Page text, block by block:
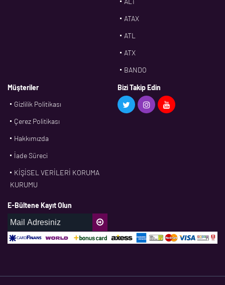
ATAX
ATL
ATX
BANDO
BMS
CDF
DPH
ECOPARTS
Müşteriler
Gizlilik Politikası
Çerez Politikası
Hakkımızda
İade Süreci
KİŞİSEL VERİLERİ KORUMA
KURUMU
Bizi Takip Edin
E-Bültene Kayıt Olun